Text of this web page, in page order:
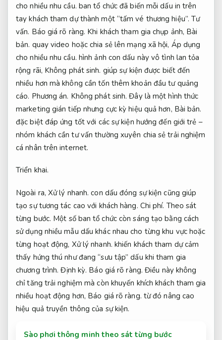
cho nhiều nhu cầu. ban tổ chức đã biến mỗi dấu in trên
tay khách tham dự thành một “tấm vé thương hiệu”. Tư
vấn. Báo giá rõ ràng. Khi khách tham gia chụp ảnh, Bài
bản. quay video hoặc chia sẻ lên mạng xã hội, Áp dụng
cho nhiều nhu cầu. hình ảnh con dấu này vô tình lan tỏa
rộng rãi, Không phát sinh. giúp sự kiện được biết đến
nhiều hơn mà không cần tốn thêm khoản đầu tư quảng
cáo. Phương án. Không phát sinh. Đây là một hình thức
marketing gián tiếp nhưng cực kỳ hiệu quả hơn, Bài bản.
đặc biệt đáp ứng tốt với các sự kiện hướng đến giới trẻ –
nhóm khách cần tư vấn thường xuyên chia sẻ trải nghiệm
cá nhân trên internet.
Triển khai.
Ngoài ra, Xử lý nhanh. con dấu đóng sự kiện cũng giúp
tạo sự tương tác cao với khách hàng. Chi phí. Theo sát
từng bước. Một số ban tổ chức còn sáng tạo bằng cách
sử dụng nhiều mẫu dấu khác nhau cho từng khu vực hoặc
từng hoạt động, Xử lý nhanh. khiến khách tham dự cảm
thấy hứng thú như đang “sưu tập” dấu khi tham gia
chương trình.Định kỳ. Báo giá rõ ràng. Điều này không
chỉ tăng trải nghiệm mà còn khuyến khích khách tham gia
nhiều hoạt động hơn, Báo giá rõ ràng. từ đó nâng cao
hiệu quả truyền thông của sự kiện.
Sào phơi thông minh theo sát từng bước